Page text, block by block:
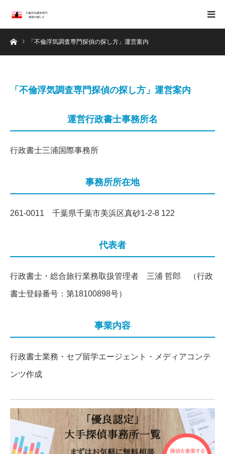
ホーム「不倫浮気調査専門探偵の探し方」運営案内
「不倫浮気調査専門探偵の探し方」運営案内
運営行政書士事務所名
行政書士三浦国際事務所
事務所所在地
261-0011 千葉県千葉市美浜区真砂1-2-8 122
代表者
行政書士・総合旅行業務取扱管理者 三浦 哲郎 （行政
書士登録番号：第18100898号）
事業内容
行政書士業務・セブ留学エージェント・メディアコンテ
ンツ作成